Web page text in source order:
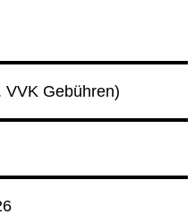
VVK Gebühren)